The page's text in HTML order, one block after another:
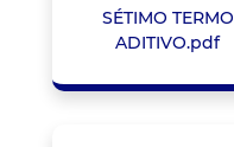
SÉTIMO TERMO
ADITIVO.pdf